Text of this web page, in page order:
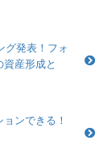
グ発表！フォ
産形成と
ンできる！